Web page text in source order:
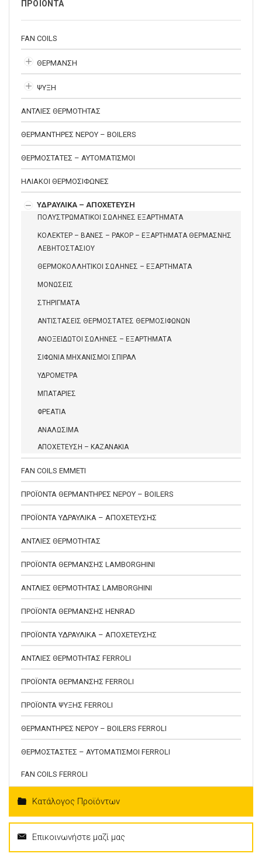
ΠΡΟΪΟΝΤΑ
FAN COILS
ΘΕΡΜΑΝΣΗ
ΨΥΞΗ
ΑΝΤΛΙΕΣ ΘΕΡΜΟΤΗΤΑΣ
ΘΕΡΜΑΝΤΗΡΕΣ ΝΕΡΟΥ – BOILERS
ΘΕΡΜΟΣΤΑΤΕΣ – ΑΥΤΟΜΑΤΙΣΜΟΙ
ΗΛΙΑΚΟΙ ΘΕΡΜΟΣΙΦΩΝΕΣ
ΥΔΡΑΥΛΙΚΑ – ΑΠΟΧΕΤΕΥΣΗ
ΠΟΛΥΣΤΡΩΜΑΤΙΚΟΙ ΣΩΛΗΝΕΣ ΕΞΑΡΤΗΜΑΤΑ
ΚΟΛΕΚΤΕΡ – ΒΑΝΕΣ – ΡΑΚΟΡ – ΕΞΑΡΤΗΜΑΤΑ ΘΕΡΜΑΣΝΗΣ
ΛΕΒΗΤΟΣΤΑΣΙΟΥ
ΘΕΡΜΟΚΟΛΛΗΤΙΚΟΙ ΣΩΛΗΝΕΣ – ΕΞΑΡΤΗΜΑΤΑ
ΜΟΝΩΣΕΙΣ
ΣΤΗΡΙΓΜΑΤΑ
ΑΝΤΙΣΤΑΣΕΙΣ ΘΕΡΜΟΣΤΑΤΕΣ ΘΕΡΜΟΣΙΦΩΝΩΝ
ΑΝΟΞΕΙΔΩΤΟΙ ΣΩΛΗΝΕΣ – ΕΞΑΡΤΗΜΑΤΑ
ΣΙΦΩΝΙΑ ΜΗΧΑΝΙΣΜΟΙ ΣΠΙΡΑΛ
ΥΔΡΟΜΕΤΡΑ
ΜΠΑΤΑΡΙΕΣ
ΦΡΕΑΤΙΑ
ΑΝΑΛΩΣΙΜΑ
ΑΠΟΧΕΤΕΥΣΗ – ΚΑΖΑΝΑΚΙΑ
FAN COILS EMMETI
ΠΡΟΪΟΝΤΑ ΘΕΡΜΑΝΤΗΡΕΣ ΝΕΡΟΥ – BOILERS
ΠΡΟΪΟΝΤΑ ΥΔΡΑΥΛΙΚΑ – ΑΠΟΧΕΤΕΥΣΗΣ
ΑΝΤΛΙΕΣ ΘΕΡΜΟΤΗΤΑΣ
ΠΡΟΪΟΝΤΑ ΘΕΡΜΑΝΣΗΣ LAMBORGHINI
ΑΝΤΛΙΕΣ ΘΕΡΜΟΤΗΤΑΣ LAMBORGHINI
ΠΡΟΪΟΝΤΑ ΘΕΡΜΑΝΣΗΣ HENRAD
ΠΡΟΪΟΝΤΑ ΥΔΡΑΥΛΙΚΑ – ΑΠΟΧΕΤΕΥΣΗΣ
ΑΝΤΛΙΕΣ ΘΕΡΜΟΤΗΤΑΣ FERROLI
ΠΡΟΪΟΝΤΑ ΘΕΡΜΑΝΣΗΣ FERROLI
ΠΡΟΪΟΝΤΑ ΨΥΞΗΣ FERROLI
ΘΕΡΜΑΝΤΗΡΕΣ ΝΕΡΟΥ – BOILERS FERROLI
ΘΕΡΜΟΣΤΑΣΤΕΣ – ΑΥΤΟΜΑΤΙΣΜΟΙ FERROLI
FAN COILS FERROLI
Κατάλογος Προϊόντων
Επικοινωνήστε μαζί μας